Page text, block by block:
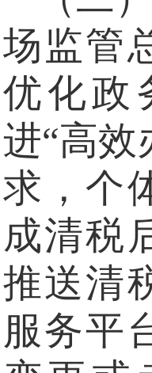
场监管
优化政
进“高效
求，个
成清税
推送清
服务平